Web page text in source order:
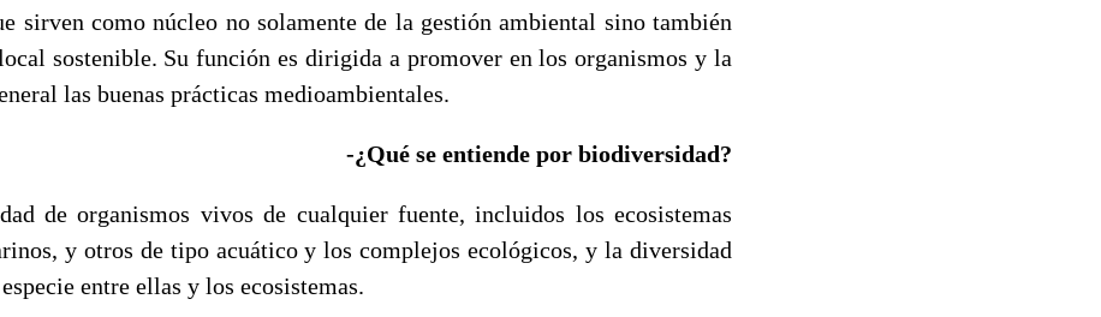
sirven como núcleo no solamente de la gestión ambiental sino también
sostenible. Su función es dirigida a promover en los organismos y la
las buenas prácticas medioambientales.
-¿Qué se entiende por biodiversidad?
de organismos vivos de cualquier fuente, incluidos los ecosistemas
y otros de tipo acuático y los complejos ecológicos, y la diversidad
entre ellas y los ecosistemas.